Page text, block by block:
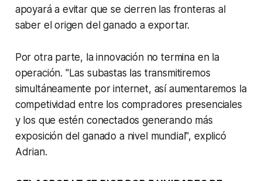
apoyará a evitar que se cierren las fronteras al
saber el origen del ganado a exportar.
Por otra parte, la innovación no termina en la
operación. "Las subastas las transmitiremos
simultáneamente por internet, así aumentaremos la
competividad entre los compradores presenciales
y los que estén conectados generando más
exposición del ganado a nivel mundial", explicó
Adrian.